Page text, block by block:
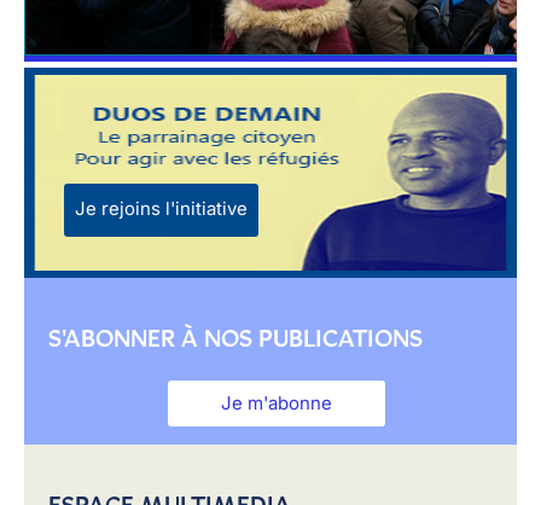
Je rejoins l'initiative
S'ABONNER À NOS PUBLICATIONS
Je m'abonne